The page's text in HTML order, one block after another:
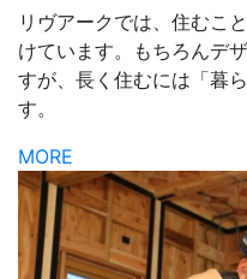
リヴアークでは、住むこ
けています。もちろんデ
すが、長く住むには「暮
す。
MORE